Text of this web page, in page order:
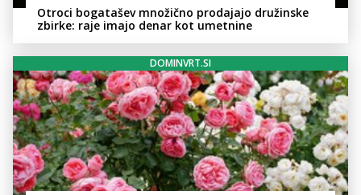
Otroci bogatašev množično prodajajo družinske
zbirke: raje imajo denar kot umetnine
DOMINVRT.SI